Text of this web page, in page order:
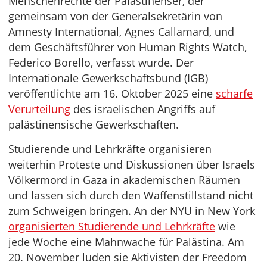
gemeinsam von der Generalsekretärin von
Amnesty International, Agnes Callamard, und
dem Geschäftsführer von Human Rights Watch,
Federico Borello, verfasst wurde. Der
Internationale Gewerkschaftsbund (IGB)
veröffentlichte am 16. Oktober 2025 eine scharfe
Verurteilung des israelischen Angriffs auf
palästinensische Gewerkschaften.
Studierende und Lehrkräfte organisieren
weiterhin Proteste und Diskussionen über Israels
Völkermord in Gaza in akademischen Räumen
und lassen sich durch den Waffenstillstand nicht
zum Schweigen bringen. An der NYU in New York
organisierten Studierende und Lehrkräfte wie
jede Woche eine Mahnwache für Palästina. Am
20. November luden sie Aktivisten der Freedom